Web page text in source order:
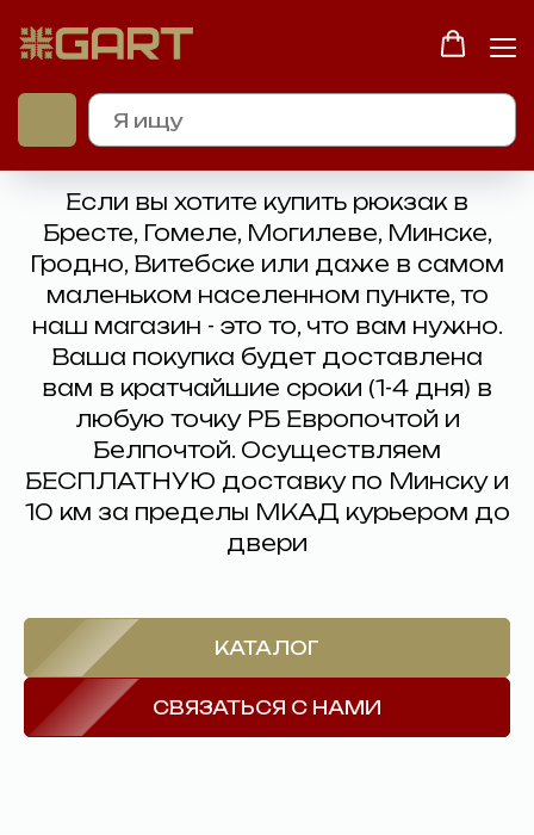
ДОСТАВКА И ОПЛАТА
Если вы хотите купить рюкзак в
Бресте, Гомеле, Могилеве, Минске,
Гродно, Витебске или даже в самом
маленьком населенном пункте, то
наш магазин - это то, что вам нужно.
Ваша покупка будет доставлена
вам в кратчайшие сроки (1-4 дня) в
любую точку РБ Европочтой и
Белпочтой. Осуществляем
БЕСПЛАТНУЮ доставку по Минску и
10 км за пределы МКАД курьером до
двери
КАТАЛОГ
СВЯЗАТЬСЯ С НАМИ